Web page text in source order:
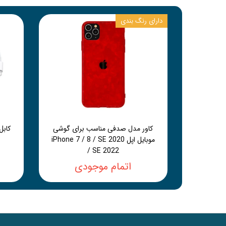
کاور مدل صدفی مناسب برای گوشی
موبایل اپل iPhone 7 / 8 / SE 2020
/ SE 2022
اتمام موجودی
دارای رنگ بندی